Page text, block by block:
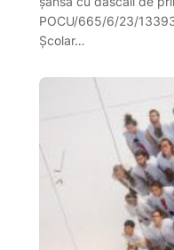
POCU/665/6/23/
Școlar…